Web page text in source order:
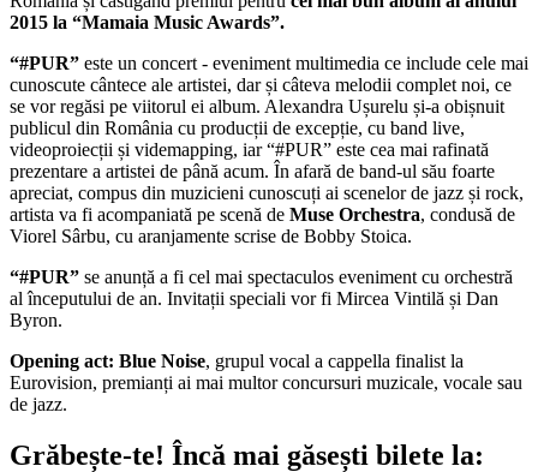
2015 la “Mamaia Music Awards”.
“#PUR” este un concert - eveniment multimedia ce include cele mai
cunoscute cântece ale artistei, dar și câteva melodii complet noi, ce
se vor regăsi pe viitorul ei album. Alexandra Ușurelu și-a obișnuit
publicul din România cu producții de excepție, cu band live,
videoproiecții și videmapping, iar “#PUR” este cea mai rafinată
prezentare a artistei de până acum. În afară de band-ul său foarte
apreciat, compus din muzicieni cunoscuți ai scenelor de jazz și rock,
artista va fi acompaniată pe scenă de Muse Orchestra, condusă de
Viorel Sârbu, cu aranjamente scrise de Bobby Stoica.
“#PUR” se anunță a fi cel mai spectaculos eveniment cu orchestră
al începutului de an. Invitații speciali vor fi Mircea Vintilă și Dan
Byron.
Opening act: Blue Noise, grupul vocal a cappella finalist la
Eurovision, premianți ai mai multor concursuri muzicale, vocale sau
de jazz.
Grăbește-te! Încă mai găsești bilete la: